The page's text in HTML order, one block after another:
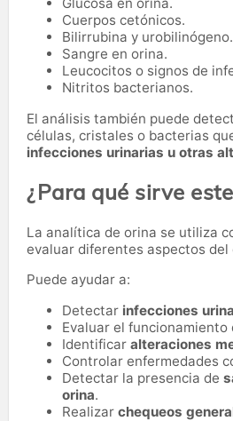
Cuerpos cetónicos.
Bilirrubina y urobilinógeno.
Sangre en orina.
Leucocitos o signos de
Nitritos bacterianos.
El análisis también puede
células, cristales o bacterias
infecciones urinarias u otras
¿Para qué sirve
La analítica de orina se utiliza
evaluar diferentes aspectos del
Puede ayudar a:
Detectar infecciones
Evaluar el funcionamiento
Identificar alteraciones
Controlar enfermedades
Detectar la presencia de
orina.
Realizar chequeos